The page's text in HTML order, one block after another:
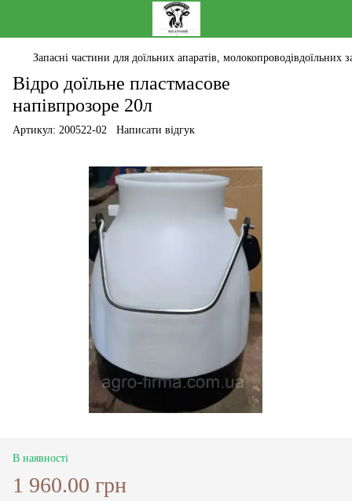
Запасні частини для доїльних апаратів, молокопроводівдоїльних
Відро доїльне пластмасове
напівпрозоре 20л
Артикул: 200522-02 Написати відгук
В наявності
1 960.00 грн